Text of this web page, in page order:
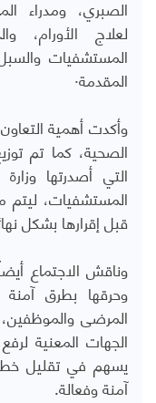
الصبري، ومدراء
لعلاج الأورام،
المستشفيات والسبل
المقدمة·
وأكدت أهمية
الصحية، كما تم
التي أصدرتها
المستشفيات، ليتم
قبل إقرارها بشكل
وناقش الاجتماع
وحرقها بطرق
المرضى
الجهات المعنية
يسهم في تقليل خطر
آمنة وفعالة.